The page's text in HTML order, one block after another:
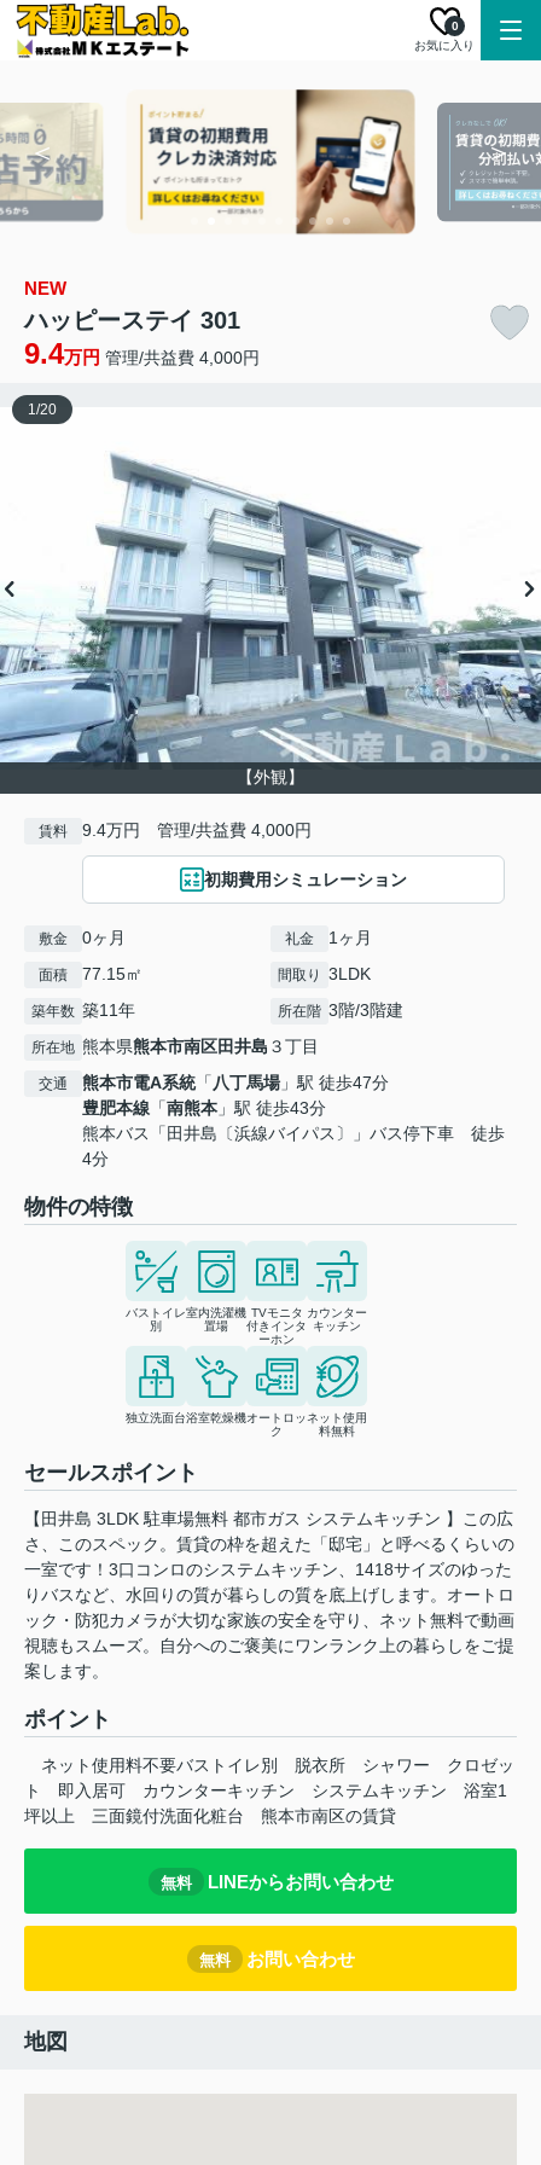
お気に入り
0
NEW
ハッピーステイ 301
9.4万円 管理/共益費 4,000円
【外観】
1/20
賃料 9.4万円 管理/共益費 4,000円
初期費用シミュレーション
敷金 0ヶ月 礼金 1ヶ月
面積 77.15㎡ 間取り 3LDK
築年数 築11年 所在階 3階/3階建
所在地 熊本県熊本市南区田井島 ３丁目
交通 熊本市電A系統「八丁馬場」駅 徒歩47分
豊肥本線 「南熊本 」駅 徒歩43分
熊本バス「田井島〔浜線バイパス〕」バス停下車 徒歩
4分
物件の特徴
バストイレ
別
室内洗濯機
置場
TVモニタ
付きインタ
ーホン
カウンター
キッチン
独立洗面台浴室乾燥機オートロッ
ク
ネット使用
料無料
セールスポイント
【田井島 3LDK 駐車場無料 都市ガス システムキッチン 】この広
さ、このスペック。賃貸の枠を超えた「邸宅」と呼べるくらいの
一室です！3口コンロのシステムキッチン、1418サイズのゆった
りバスなど、水回りの質が暮らしの質を底上げします。オートロ
ック・防犯カメラが大切な家族の安全を守り、ネット無料で動画
視聴もスムーズ。自分へのご褒美にワンランク上の暮らしをご提
案します。
ポイント
ネット使用料不要バストイレ別 脱衣所 シャワー
クロゼッ
ト
即入居可 カウンターキッチン システムキッチン
浴室1
坪以上
三面鏡付洗面化粧台 熊本市南区の賃貸
無料 LINEからお問い合わせ
無料 お問い合わせ
地図